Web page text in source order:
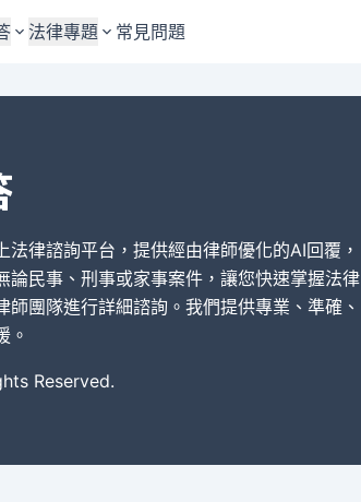
法律專題
婚姻與監護權
債務與債權
刑事犯罪案件
其他案件類型
常見問題
律諮詢平台，提供經由律師優化的AI回覆，
論民事、刑事或家事案件，讓您快速掌握法律
師團隊進行詳細諮詢。我們提供專業、準確、
。
Reserved.